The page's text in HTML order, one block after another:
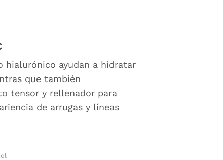
€.
hialurónico ayudan a hidratar
que también
tensor y rellenador para
de arrugas y líneas